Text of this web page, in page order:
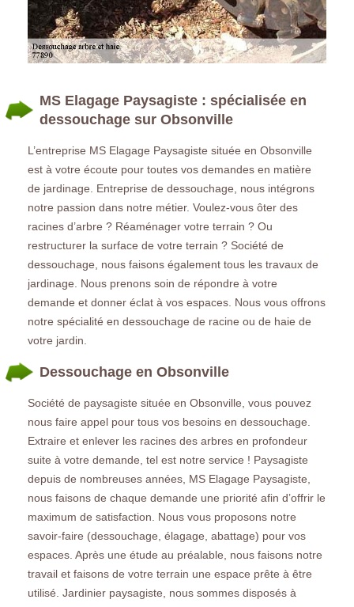
MS Elagage Paysagiste : spécialisée en
dessouchage sur Obsonville
L’entreprise MS Elagage Paysagiste située en Obsonville
est à votre écoute pour toutes vos demandes en matière
de jardinage. Entreprise de dessouchage, nous intégrons
notre passion dans notre métier. Voulez-vous ôter des
racines d’arbre ? Réaménager votre terrain ? Ou
restructurer la surface de votre terrain ? Société de
dessouchage, nous faisons également tous les travaux de
jardinage. Nous prenons soin de répondre à votre
demande et donner éclat à vos espaces. Nous vous offrons
notre spécialité en dessouchage de racine ou de haie de
votre jardin.
Dessouchage en Obsonville
Société de paysagiste située en Obsonville, vous pouvez
nous faire appel pour tous vos besoins en dessouchage.
Extraire et enlever les racines des arbres en profondeur
suite à votre demande, tel est notre service ! Paysagiste
depuis de nombreuses années, MS Elagage Paysagiste,
nous faisons de chaque demande une priorité afin d’offrir le
maximum de satisfaction. Nous vous proposons notre
savoir-faire (dessouchage, élagage, abattage) pour vos
espaces. Après une étude au préalable, nous faisons notre
travail et faisons de votre terrain une espace prête à être
utilisé. Jardinier paysagiste, nous sommes disposés à